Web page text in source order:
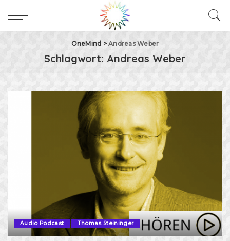
OneMind >Andreas Weber
Schlagwort: Andreas Weber
Audio Podcast Thomas Steininger